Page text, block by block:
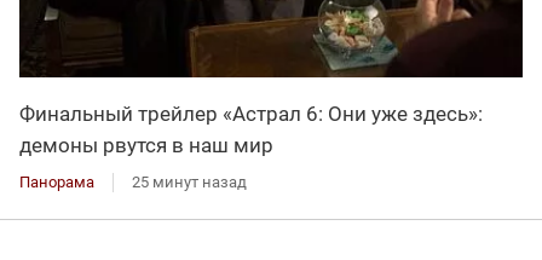
Финальный трейлер «Астрал 6: Они уже здесь»:
демоны рвутся в наш мир
Панорама 25 минут назад